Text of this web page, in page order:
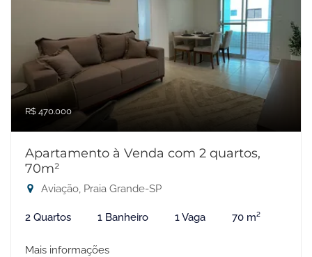
R$ 470.000
Apartamento à Venda com 2 quartos,
70m²
Aviação, Praia Grande-SP
2 Quartos 1 Banheiro 1 Vaga 70 m²
Mais informações